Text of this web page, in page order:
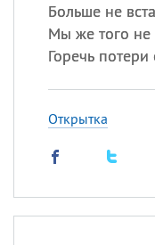
Больше не
Мы же того не
Горечь
Открытка